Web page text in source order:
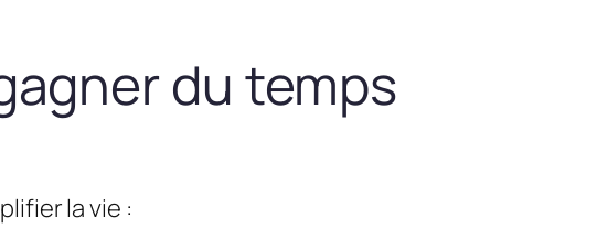
du temps
la vie :